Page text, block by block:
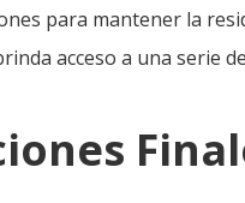
para mantener la
acceso a una serie